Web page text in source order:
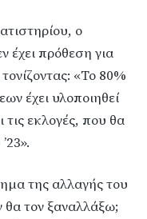
ο
έχει πρόθεση για
«Το 80%
έχει υλοποιηθεί
εκλογές, που θα
της αλλαγής του
θα τον ξαναλλάξω;